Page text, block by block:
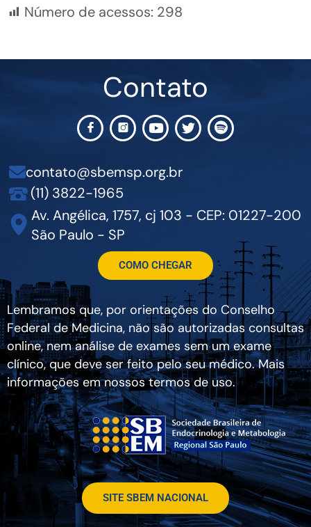
Número de acessos: 298
Contato
contato@sbemsp.org.br
(11) 3822-1965
Av. Angélica, 1757, cj 103 - CEP: 01227-200
São Paulo - SP
COMO CHEGAR
Lembramos que, por orientações do Conselho
Federal de Medicina, não são autorizadas consultas
online, nem análise de exames sem um exame
clínico, que deve ser feito pelo seu médico. Mais
informações em nossos termos de uso.
SITE SBEM NACIONAL